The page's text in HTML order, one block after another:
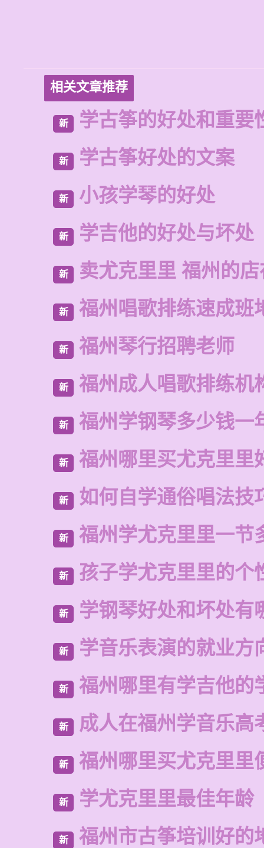
相关文章推荐
新 学古筝的好处和重要
新 学古筝好处的文案
新 小孩学琴的好处
新 学吉他的好处与坏处
新 卖尤克里里 福州的
新 福州唱歌排练速成班
新 福州琴行招聘老师
新 福州成人唱歌排练机
新 福州学钢琴多少钱一
新 福州哪里买尤克里里
新 如何自学通俗唱法技
新 福州学尤克里里一节
新 孩子学尤克里里的个
新 学钢琴好处和坏处有
新 学音乐表演的就业方
新 福州哪里有学吉他的
新 成人在福州学音乐高
新 福州哪里买尤克里里
新 学尤克里里最佳年龄
新 福州市古筝培训好的